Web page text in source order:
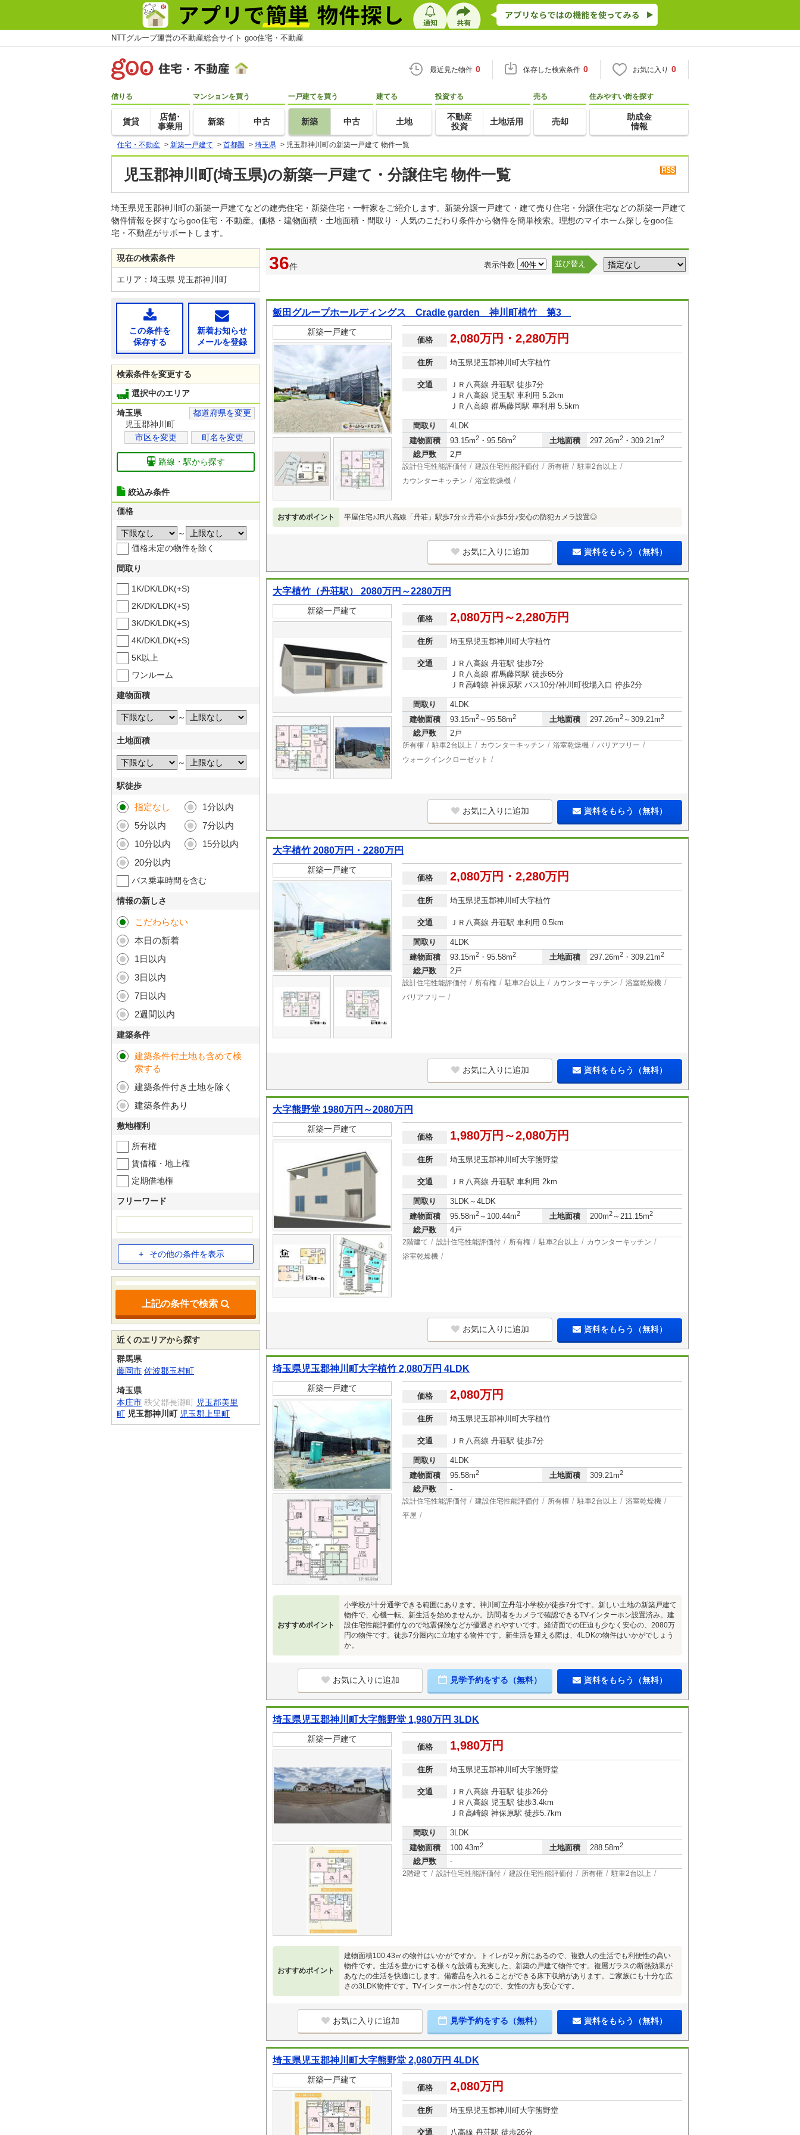
NTTグループ運営の不動産総合サイト goo住宅・不動産
最近見た物件 0 保存した検索条件 0 お気に入り 0
借りる
賃貸
店舗･
事業用
マンションを買う
新築 中古
一戸建てを買う
新築 中古
建てる
土地
投資する
不動産
投資
土地活用
売る
売却
住みやすい街を探す
助成金
情報
住宅・不動産 > 新築一戸建て > 首都圏 > 埼玉県 > 児玉郡神川町の新築一戸建て 物件一覧
児玉郡神川町(埼玉県)の新築一戸建て・分譲住宅 物件一覧
埼玉県児玉郡神川町の新築一戸建てなどの建売住宅・新築住宅・一軒家をご紹介します。新築分譲一戸建て・建て売り住宅・分譲住宅などの新築一戸建て
物件情報を探すならgoo住宅・不動産。価格・建物面積・土地面積・間取り・人気のこだわり条件から物件を簡単検索。理想のマイホーム探しをgoo住
宅・不動産がサポートします。
36件 表示件数 並び替え
飯田グループホールディングス Cradle garden 神川町植竹 第3
新築一戸建て
価格 2,080万円・2,280万円
住所 埼玉県児玉郡神川町大字植竹
交通
ＪＲ八高線 丹荘駅 徒歩7分
ＪＲ八高線 児玉駅 車利用 5.2km
ＪＲ八高線 群馬藤岡駅 車利用 5.5km
間取り
4LDK
建物面積
93.15m2 ・95.58m2 土地面積 297.26m2 ・309.21m2
総戸数 2戸
設計住宅性能評価付 建設住宅性能評価付 所有権
駐車2台以上
カウンターキッチン
浴室乾燥機
おすすめポイント 平屋住宅♪JR八高線「丹荘」駅歩7分☆丹荘小☆歩5分♪安心の防犯カメラ設置◎
お気に入りに追加 資料をもらう（無料）
大字植竹（丹荘駅） 2080万円～2280万円
新築一戸建て
価格 2,080万円～2,280万円
住所 埼玉県児玉郡神川町大字植竹
交通
ＪＲ八高線 丹荘駅 徒歩7分
ＪＲ八高線 群馬藤岡駅 徒歩65分
ＪＲ高崎線 神保原駅 バス10分/神川町役場入口 停歩2分
間取り
4LDK
建物面積
93.15m2～95.58m2 土地面積 297.26m2～309.21m2
総戸数 2戸
所有権 駐車2台以上 カウンターキッチン 浴室乾燥機
バリアフリー
ウォークインクローゼット
お気に入りに追加 資料をもらう（無料）
大字植竹 2080万円・2280万円
新築一戸建て
価格 2,080万円・2,280万円
住所 埼玉県児玉郡神川町大字植竹
交通 ＪＲ八高線 丹荘駅 車利用 0.5km
間取り
4LDK
建物面積
93.15m2 ・95.58m2 土地面積 297.26m2 ・309.21m2
総戸数 2戸
設計住宅性能評価付 所有権 駐車2台以上 カウンターキッチン
浴室乾燥機
バリアフリー
お気に入りに追加 資料をもらう（無料）
大字熊野堂 1980万円～2080万円
新築一戸建て
価格 1,980万円～2,080万円
住所 埼玉県児玉郡神川町大字熊野堂
交通 ＪＲ八高線 丹荘駅 車利用 2km
間取り
3LDK～4LDK
建物面積
95.58m2～100.44m2 土地面積 200m2～211.15m2
総戸数 4戸
2階建て 設計住宅性能評価付 所有権 駐車2台以上
カウンターキッチン
浴室乾燥機
お気に入りに追加 資料をもらう（無料）
埼玉県児玉郡神川町大字植竹 2,080万円 4LDK
新築一戸建て
価格 2,080万円
住所 埼玉県児玉郡神川町大字植竹
交通 ＪＲ八高線 丹荘駅 徒歩7分
間取り
4LDK
建物面積
95.58m2 土地面積 309.21m2
総戸数 -
設計住宅性能評価付 建設住宅性能評価付 所有権 駐車2台以上
浴室乾燥機
平屋
おすすめポイント
小学校が十分通学できる範囲にあります。神川町立丹荘小学校が徒歩7分です。新しい土地の新築戸建て
物件で、心機一転、新生活を始めませんか。訪問者をカメラで確認できるTVインターホン設置済み。建
設住宅性能評価付なので地震保険などが優遇されやすいです。経済面での圧迫も少なく安心の、2080万
円の物件です。徒歩7分圏内に立地する物件です。新生活を迎える際は、4LDKの物件はいかがでしょう
か。
お気に入りに追加 見学予約をする（無料） 資料をもらう（無料）
埼玉県児玉郡神川町大字熊野堂 1,980万円 3LDK
新築一戸建て
価格 1,980万円
住所 埼玉県児玉郡神川町大字熊野堂
交通
ＪＲ八高線 丹荘駅 徒歩26分
ＪＲ八高線 児玉駅 徒歩3.4km
ＪＲ高崎線 神保原駅 徒歩5.7km
間取り
3LDK
建物面積
100.43m2 土地面積 288.58m2
総戸数 -
2階建て 設計住宅性能評価付 建設住宅性能評価付 所有権 駐車2台以上
おすすめポイント
建物面積100.43㎡の物件はいかがですか。トイレが2ヶ所にあるので、複数人の生活でも利便性の高い
物件です。生活を豊かにする様々な設備も充実した、新築の戸建て物件です。複層ガラスの断熱効果が
あなたの生活を快適にします。備蓄品を入れることができる床下収納があります。ご家族にも十分な広
さの3LDK物件です。TVインターホン付きなので、女性の方も安心です。
お気に入りに追加 見学予約をする（無料） 資料をもらう（無料）
埼玉県児玉郡神川町大字熊野堂 2,080万円 4LDK
新築一戸建て
価格 2,080万円
住所 埼玉県児玉郡神川町大字熊野堂
交通 八高線 丹荘駅 徒歩26分
現在の検索条件
エリア：埼玉県 児玉郡神川町
この条件を
保存する
新着お知らせ
メールを登録
検索条件を変更する
選択中のエリア
埼玉県
都道府県を変更
児玉郡神川町
市区を変更
町名を変更
路線・駅から探す
絞込み条件
価格
～
価格未定の物件を除く
間取り
1K/DK/LDK(+S)
2K/DK/LDK(+S)
3K/DK/LDK(+S)
4K/DK/LDK(+S)
5K以上
ワンルーム
建物面積
～
土地面積
～
駅徒歩
指定なし
1分以内
5分以内
7分以内
10分以内
15分以内
20分以内
バス乗車時間を含む
情報の新しさ
こだわらない
本日の新着
1日以内
3日以内
7日以内
2週間以内
建築条件
建築条件付土地も含めて検
索する
建築条件付き土地を除く
建築条件あり
敷地権利
所有権
賃借権・地上権
定期借地権
フリーワード
その他の条件を表示
上記の条件で検索
近くのエリアから探す
群馬県
藤岡市 佐波郡玉村町
埼玉県
本庄市 秩父郡長瀞町 児玉郡美里
町 児玉郡神川町 児玉郡上里町